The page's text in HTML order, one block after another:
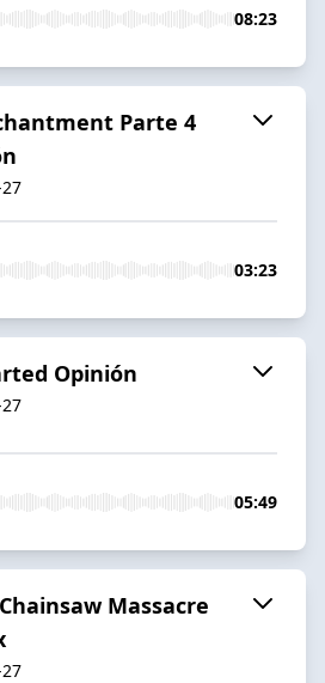
08:23
Parte 4
03:23
Opinión
05:49
Massacre